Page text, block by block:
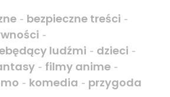
- bezpieczne treści -
-
ludźmi - dzieci -
- filmy anime -
- komedia - przygoda